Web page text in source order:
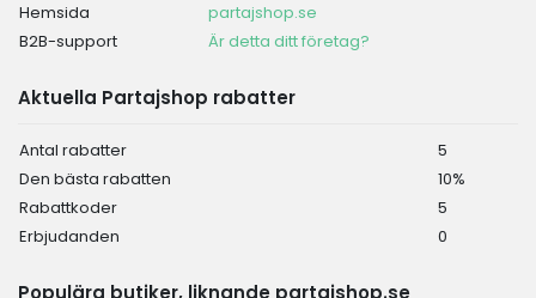
Hemsida
partajshop.se
B2B-support
Är detta ditt företag?
Aktuella Partajshop rabatter
Antal rabatter
5
Den bästa rabatten
10%
Rabattkoder
5
Erbjudanden
0
Populära butiker, liknande partajshop.se